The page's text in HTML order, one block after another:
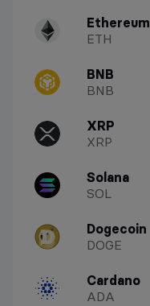
Ethereum
ETH
BNB
BNB
XRP
XRP
Solana
SOL
Dogecoin
DOGE
Cardano
ADA